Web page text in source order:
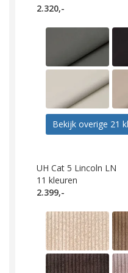
2.320,-
Bekijk overige 21
UH Cat 5 Lincoln LN
11 kleuren
2.399,-